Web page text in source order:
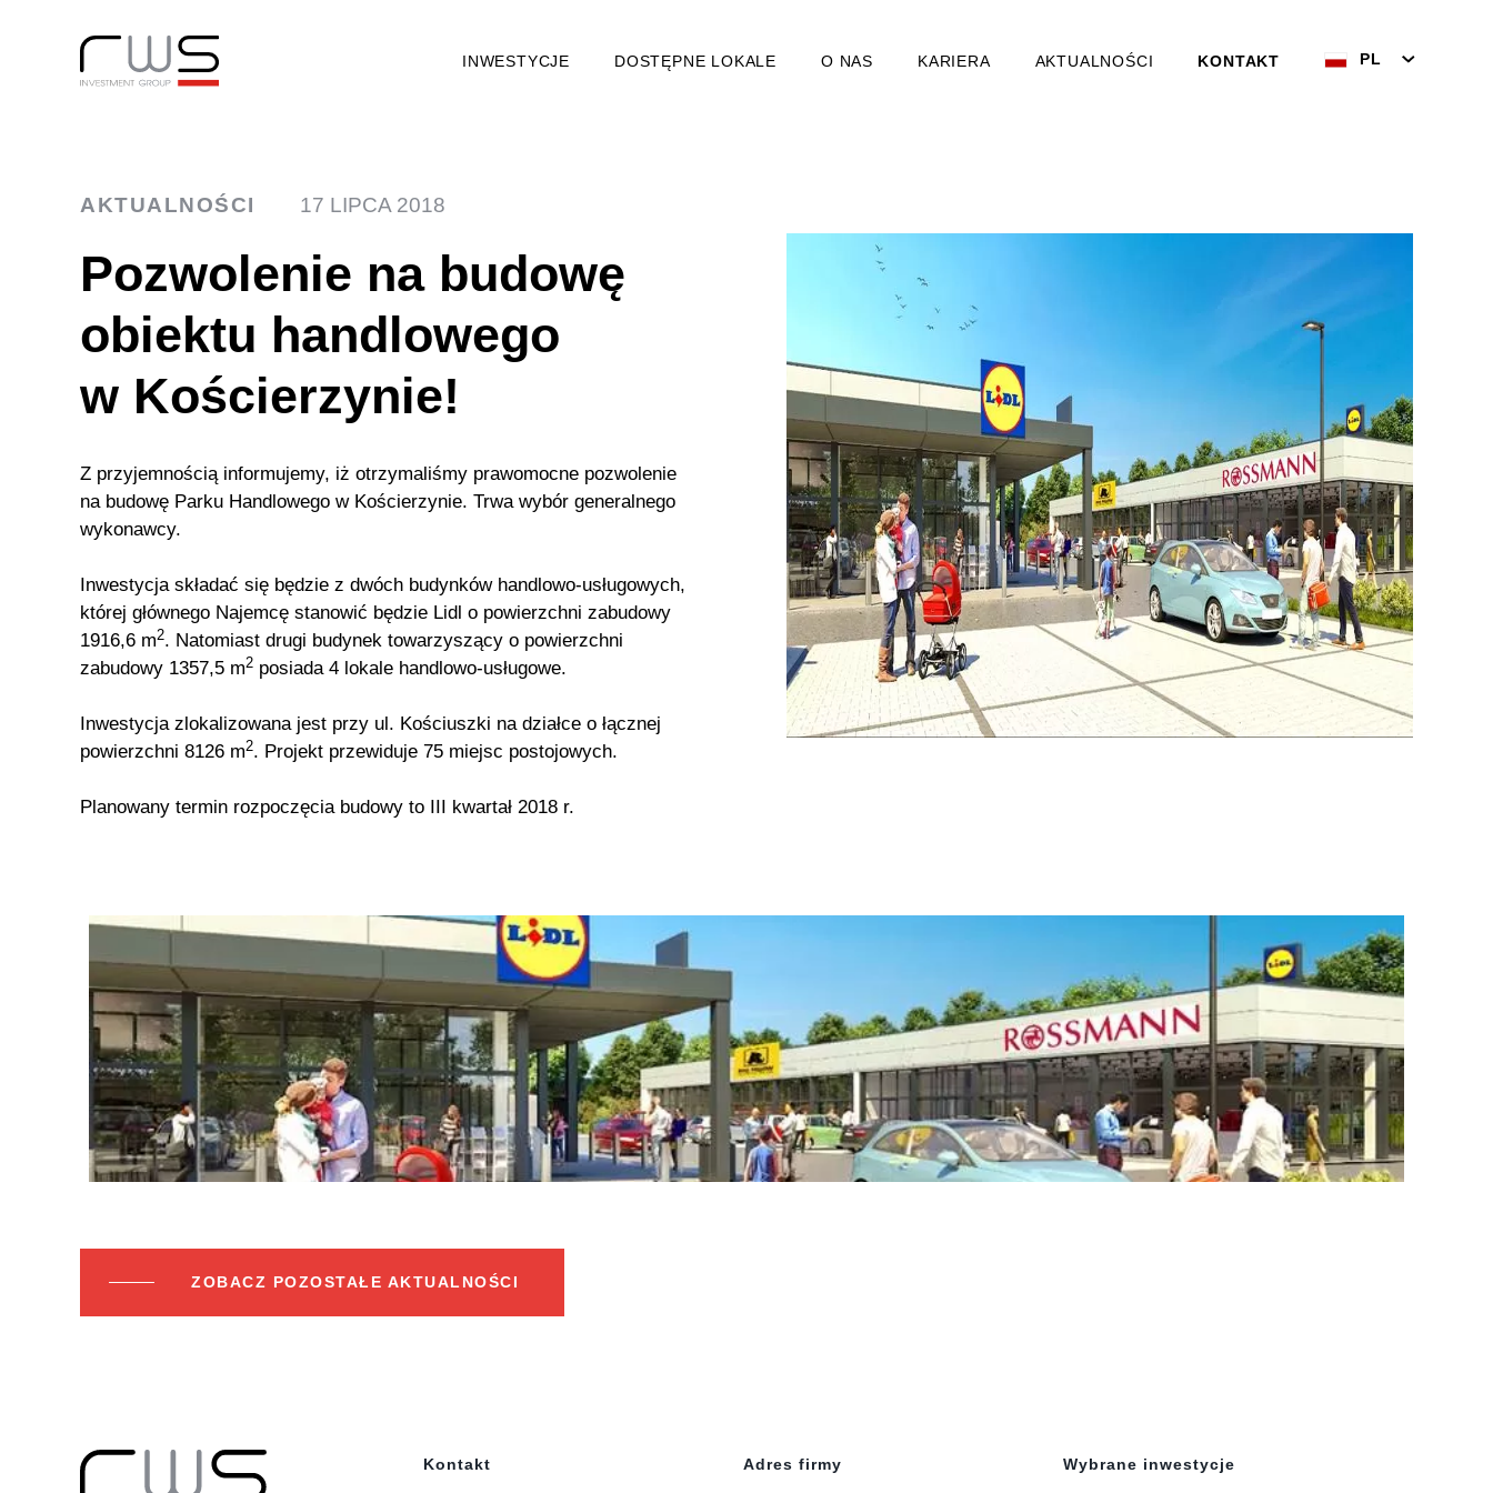
INWESTYCJE DOSTĘPNE LOKALE O NAS KARIERA AKTUALNOŚCI KONTAKT PL
AKTUALNOŚCI 17 LIPCA 2018
Pozwolenie na budowę
obiektu handlowego
w Kościerzynie!
Z przyjemnością informujemy, iż otrzymaliśmy prawomocne pozwolenie
na budowę Parku Handlowego w Kościerzynie. Trwa wybór generalnego
wykonawcy.
Inwestycja składać się będzie z dwóch budynków handlowo-usługowych,
której głównego Najemcę stanowić będzie Lidl o powierzchni zabudowy
1916,6 m2. Natomiast drugi budynek towarzyszący o powierzchni
zabudowy 1357,5 m2 posiada 4 lokale handlowo-usługowe.
Inwestycja zlokalizowana jest przy ul. Kościuszki na działce o łącznej
powierzchni 8126 m2. Projekt przewiduje 75 miejsc postojowych.
Planowany termin rozpoczęcia budowy to III kwartał 2018 r.
ZOBACZ POZOSTAŁE AKTUALNOŚCI
Kontakt Adres firmy Wybrane inwestycje